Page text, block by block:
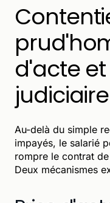
d'acte
judiciaire
Au-delà du simple
impayés, le salarié
rompre le contrat
Deux mécanismes